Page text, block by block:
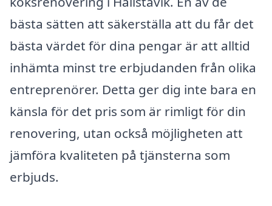
bästa sätten att säkerställa att du får det
bästa värdet för dina pengar är att alltid
in­hämta minst tre erbjudanden från olika
entreprenörer. Detta ger dig inte bara en
känsla för det pris som är rimligt för din
renovering, utan också möjligheten att
jämföra kvaliteten på tjänsterna som
erbjuds.